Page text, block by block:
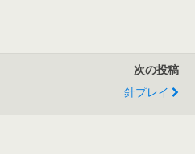
次の投稿
針プレイ